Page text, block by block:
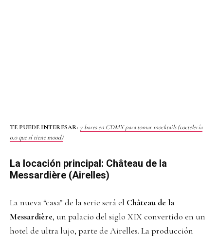
TE PUEDE INTERESAR: 7 bares en CDMX para tomar mocktails (coctelería
0.0 que sí tiene mood)
La locación principal: Château de la
Messardière (Airelles)
La nueva “casa” de la serie será el Château de la
Messardière, un palacio del siglo XIX convertido en un
hotel de ultra lujo, parte de Airelles. La producción